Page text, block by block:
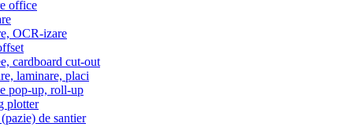
office
OCR-izare
cardboard cut-out
laminare, placi
pop-up, roll-up
plotter
de santier